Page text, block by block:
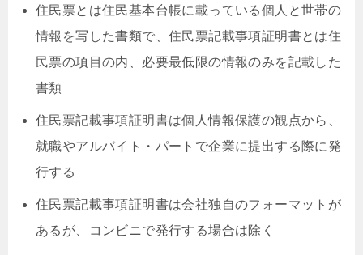
住民票とは住民基本台帳に載っている個人と世帯の
情報を写した書類で、住民票記載事項証明書とは住
民票の項目の内、必要最低限の情報のみを記載した
書類
住民票記載事項証明書は個人情報保護の観点から、
就職やアルバイト・パートで企業に提出する際に発
行する
住民票記載事項証明書は会社独自のフォーマットが
あるが、コンビニで発行する場合は除く